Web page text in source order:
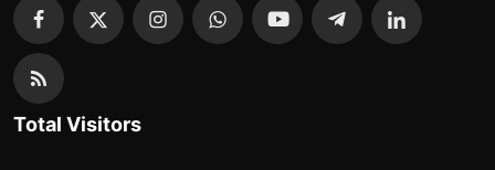
Total Visitors